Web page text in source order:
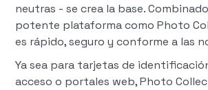
neutras - se crea la base.
potente plataforma como Photo
es rápido, seguro y conforme a las
Ya sea para tarjetas de
acceso o portales web, Photo